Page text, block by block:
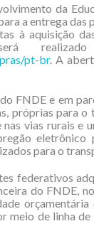
da
a entrega das
à aquisição
pt-br. A
FNDE e em
próprias para o
vias rurais e
para o
federativos
do FNDE,
meio de linha